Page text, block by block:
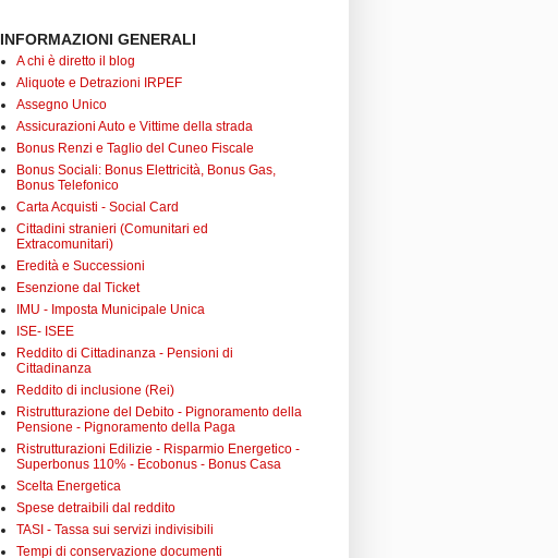
INFORMAZIONI GENERALI
A chi è diretto il blog
Aliquote e Detrazioni IRPEF
Assegno Unico
Assicurazioni Auto e Vittime della strada
Bonus Renzi e Taglio del Cuneo Fiscale
Bonus Sociali: Bonus Elettricità, Bonus Gas,
Bonus Telefonico
Carta Acquisti - Social Card
Cittadini stranieri (Comunitari ed
Extracomunitari)
Eredità e Successioni
Esenzione dal Ticket
IMU - Imposta Municipale Unica
ISE- ISEE
Reddito di Cittadinanza - Pensioni di
Cittadinanza
Reddito di inclusione (Rei)
Ristrutturazione del Debito - Pignoramento della
Pensione - Pignoramento della Paga
Ristrutturazioni Edilizie - Risparmio Energetico -
Superbonus 110% - Ecobonus - Bonus Casa
Scelta Energetica
Spese detraibili dal reddito
TASI - Tassa sui servizi indivisibili
Tempi di conservazione documenti